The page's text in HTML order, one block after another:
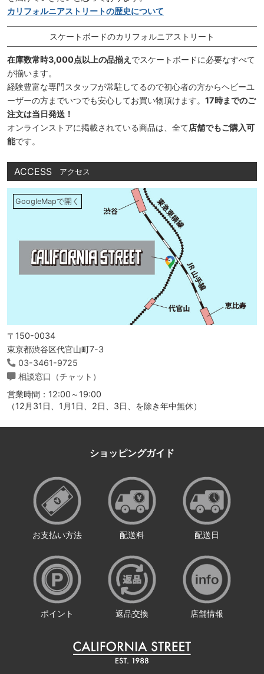
カリフォルニアストリートの歴史について
スケートボードのカリフォルニアストリート
在庫数常時3,000点以上の品揃え でスケートボードに必要なすべて
が揃います。
経験豊富な専門スタッフが常駐してるので初心者の方からヘビーユ
ーザーの方までいつでも安心してお買い物頂けます。 17時までのご
注文は当日発送！
オンラインストアに掲載されている商品は、全て店舗でもご購入可
能です。
ACCESS アクセス
GoogleMapで開く
〒150-0034
東京都渋谷区代官山町7-3
03-3461-9725
相談窓口（チャット）
営業時間：12:00～19:00
（12月31日、1月1日、2日、3日、を除き年中無休）
ショッピングガイド
お支払い方法 配送料 配送日
ポイント 返品交換 店舗情報